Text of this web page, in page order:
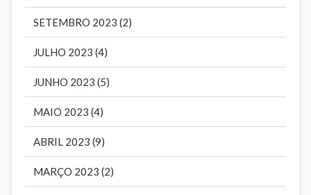
SETEMBRO 2023 (2)
JULHO 2023 (4)
JUNHO 2023 (5)
MAIO 2023 (4)
ABRIL 2023 (9)
MARÇO 2023 (2)